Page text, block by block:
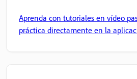
Aprenda con tutoriales en vídeo
práctica directamente en la